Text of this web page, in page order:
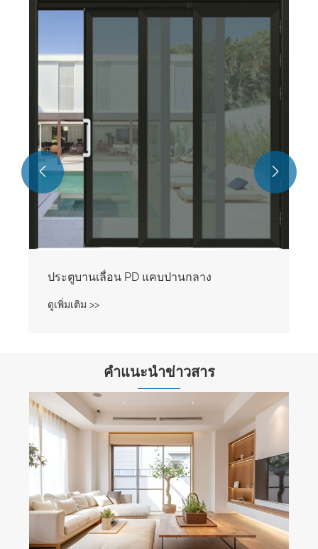
ดูเพิ่มเติม >>
 
คำแนะนำข่าวสาร
ปรับแต่งประตูและหน้าต่างตามประเภทอพาร์
ทเมนต์เพื่อสร้างชีวิตในบ้านในอุดมคติ